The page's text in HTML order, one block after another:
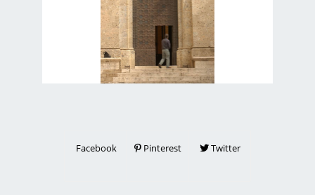
Facebook Pinterest Twitter